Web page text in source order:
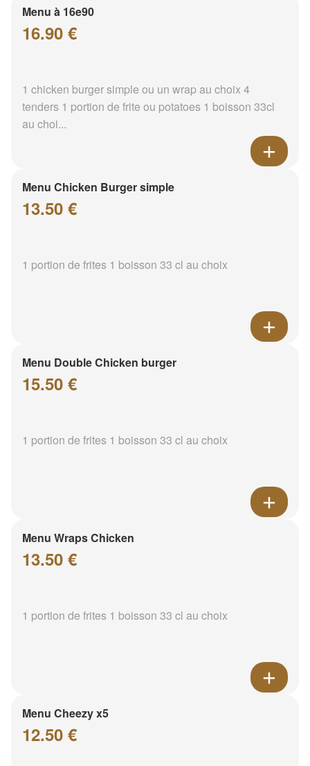
Menu à 16e90
16.90 €
1 chicken burger simple ou un wrap au choix 4
tenders 1 portion de frite ou potatoes 1 boisson 33cl
au choi...
Menu Chicken Burger simple
13.50 €
1 portion de frites 1 boisson 33 cl au choix
Menu Double Chicken burger
15.50 €
1 portion de frites 1 boisson 33 cl au choix
Menu Wraps Chicken
13.50 €
1 portion de frites 1 boisson 33 cl au choix
Menu Cheezy x5
12.50 €